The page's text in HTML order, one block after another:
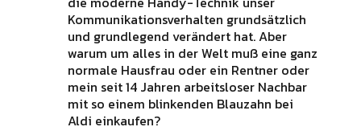
Kommunikationsverhalten grundsätzlich
und grundlegend verändert hat. Aber
warum um alles in der Welt muß eine ganz
normale Hausfrau oder ein Rentner oder
mein seit 14 Jahren arbeitsloser Nachbar
mit so einem blinkenden Blauzahn bei
Aldi einkaufen?